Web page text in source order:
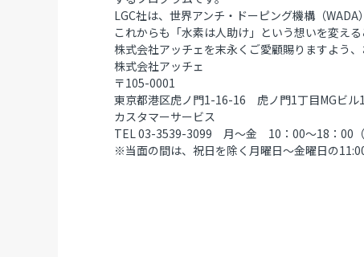
LGC社は、世界アンチ・ドーピング機構（
これからも「水素は人助け」という想いを変え
株式会社アッチェを末永くご愛顧賜りますよう、
株式会社アッチェ
〒105-0001
東京都港区虎ノ門1-16-16 虎ノ門1丁目MGビル
カスタマーサービス
TEL 03-3539-3099 月～金 10：00～18：00（
※当面の間は、祝日を除く月曜日～金曜日の